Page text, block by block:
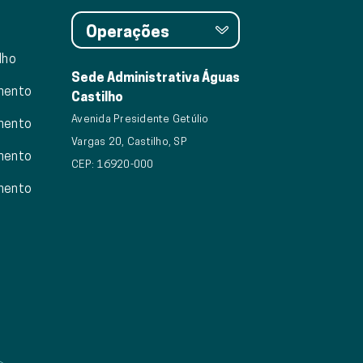
Operações
Sede Administrativa Águas
Castilho
Avenida Presidente Getúlio
Vargas 20, Castilho, SP
CEP: 16920-000